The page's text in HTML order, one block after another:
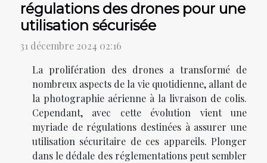
régulations des drones pour une
utilisation sécurisée
31 décembre 2024 02:16
La prolifération des drones a transformé de
nombreux aspects de la vie quotidienne, allant de
la photographie aérienne à la livraison de colis.
Cependant, avec cette évolution vient une
myriade de régulations destinées à assurer une
utilisation sécuritaire de ces appareils. Plonger
dans le dédale des réglementations peut sembler